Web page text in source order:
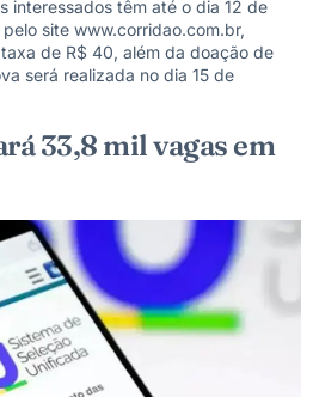
interessados têm até o dia 12 de
site www.corridao.com.br,
de R$ 40, além da doação de
será realizada no dia 15 de
33,8 mil vagas em